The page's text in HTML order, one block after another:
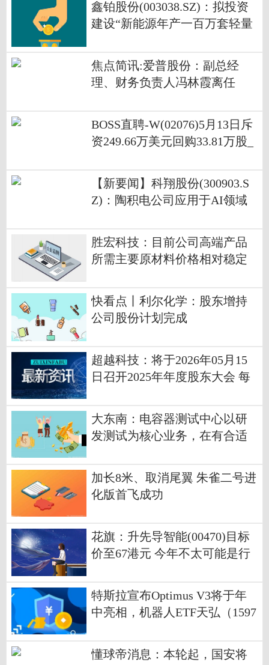
鑫铂股份(003038.SZ)：拟投资
建设“新能源年产一百万套轻量
焦点简讯:爱普股份：副总经
理、财务负责人冯林霞离任
BOSS直聘-W(02076)5月13日斥
资249.66万美元回购33.81万股_
【新要闻】科翔股份(300903.S
Z)：陶积电公司应用于AI领域
样阶段
胜宏科技：目前公司高端产品
所需主要原材料价格相对稳定
稳定
快看点丨利尔化学：股东增持
公司股份计划完成
超越科技：将于2026年05月15
日召开2025年年度股东大会 每
大东南：电容器测试中心以研
发测试为核心业务，在有合适
加长8米、取消尾翼 朱雀二号进
化版首飞成功
花旗：升先导智能(00470)目标
价至67港元 今年不太可能是行
特斯拉宣布Optimus V3将于年
中亮相，机器人ETF天弘（1597
深市同标的第一，成交额超3亿
懂球帝消息：本轮起，国安将